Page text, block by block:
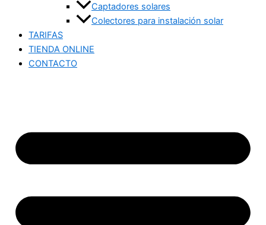
Captadores solares
Colectores para instalación solar
TARIFAS
TIENDA ONLINE
CONTACTO